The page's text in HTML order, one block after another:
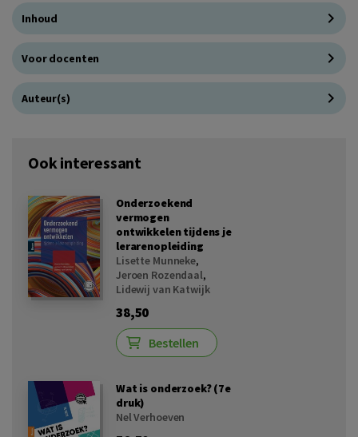
Inhoud
Voor docenten
Auteur(s)
Ook interessant
Onderzoekend
vermogen
ontwikkelen tijdens je
lerarenopleiding
Lisette Munneke,
Jeroen Rozendaal,
Lidewij van Katwijk
38,50
Bestellen
Wat is onderzoek? (7e
druk)
Nel Verhoeven